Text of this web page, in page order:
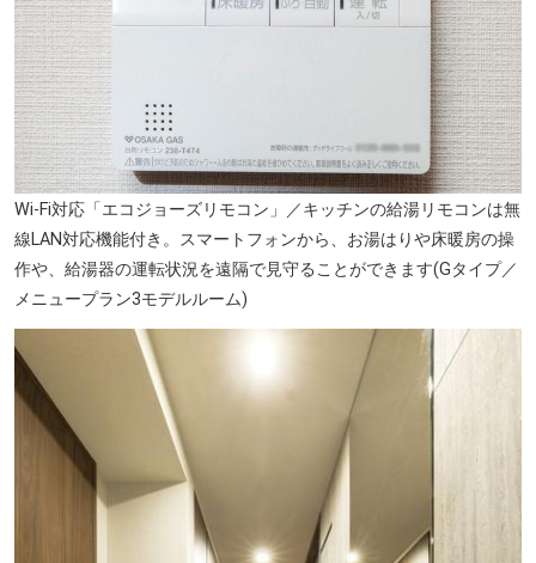
Wi-Fi対応「エコジョーズリモコン」／キッチンの給湯リモコンは無
線LAN対応機能付き。スマートフォンから、お湯はりや床暖房の操
作や、給湯器の運転状況を遠隔で見守ることができます(Gタイプ／
メニュープラン3モデルルーム)